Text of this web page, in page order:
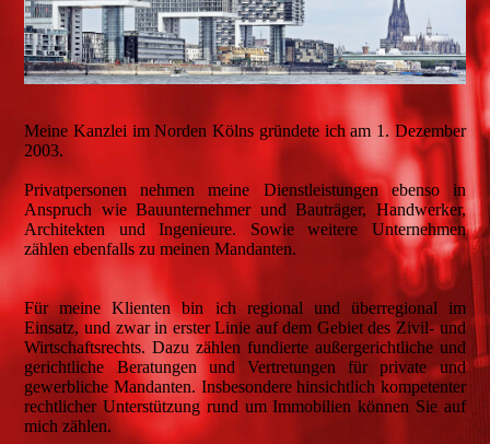
Meine Kanzlei im Norden Kölns gründete ich am 1. Dezember
2003.
Privatpersonen nehmen meine Dienstleistungen ebenso in
Anspruch wie Bauunternehmer und Bauträger, Handwerker,
Architekten und Ingenieure. Sowie weitere Unternehmen
zählen ebenfalls zu meinen Mandanten.
Für meine Klienten bin ich regional und überregional im
Einsatz, und zwar in erster Linie auf dem Gebiet des Zivil- und
Wirtschaftsrechts. Dazu zählen fundierte außergerichtliche und
gerichtliche Beratungen und Vertretungen für private und
gewerbliche Mandanten. Insbesondere hinsichtlich kompetenter
rechtlicher Unterstützung rund um Immobilien können Sie auf
mich zählen.